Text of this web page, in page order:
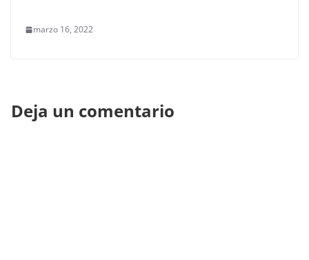
marzo 16, 2022
Deja un comentario